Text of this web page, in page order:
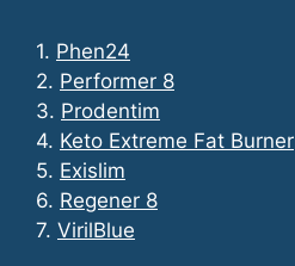
1. Phen24
2. Performer 8
3. Prodentim
4. Keto Extreme Fat Burner
5. Exislim
6. Regener 8
7. VirilBlue